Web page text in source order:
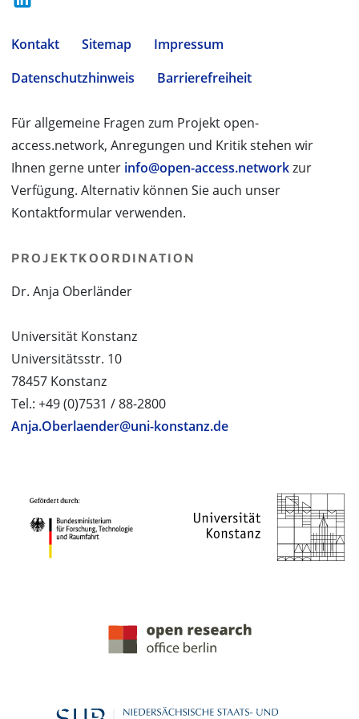
Kontakt Sitemap
Impressum
Datenschutzhinweis
Barrierefreiheit
Für allgemeine Fragen zum Projekt open-
access.network, Anregungen und Kritik stehen wir
Ihnen gerne unter info@open-access.networkzur
Verfügung. Alternativ können Sie auch unser
Kontaktformular verwenden.
PROJEKTKOORDINATION
Dr. Anja Oberländer
Universität Konstanz
Universitätsstr. 10
78457 Konstanz
Tel.: +49 (0)7531 / 88-2800
Anja.Oberlaender@uni-konstanz.de